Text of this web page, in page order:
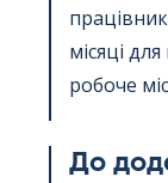
місяці
робоче
До